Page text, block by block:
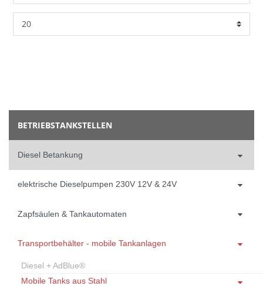
BETRIEBSTANKSTELLEN
Diesel Betankung
elektrische Dieselpumpen 230V 12V & 24V
Zapfsäulen & Tankautomaten
Transportbehälter - mobile Tankanlagen
Diesel + AdBlue®
Mobile Tanks aus Stahl